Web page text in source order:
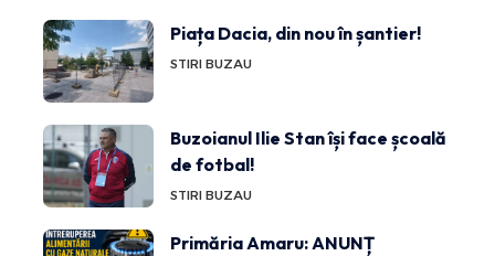
Piața Dacia, din nou în șantier!
STIRI BUZAU
Buzoianul Ilie Stan își face școală
de fotbal!
STIRI BUZAU
Primăria Amaru: ANUNȚ